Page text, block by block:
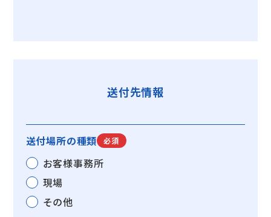
お客様の個人情報は、当社が適切な管理を行う
尚、当社ではお客様によりよいサービスを提供
するため、個人情報を適切に取り扱っていると
認められる外部の委託先に、個人情報の取り扱
いの一部を委託しています。
委託先は、委託業務を行うために必要な範囲で
個人情報を利用します。
この場合当社は、委託先との間で個人情報の取
送付先情報
送付場所の種類 必須
お客様事務所
現場
その他